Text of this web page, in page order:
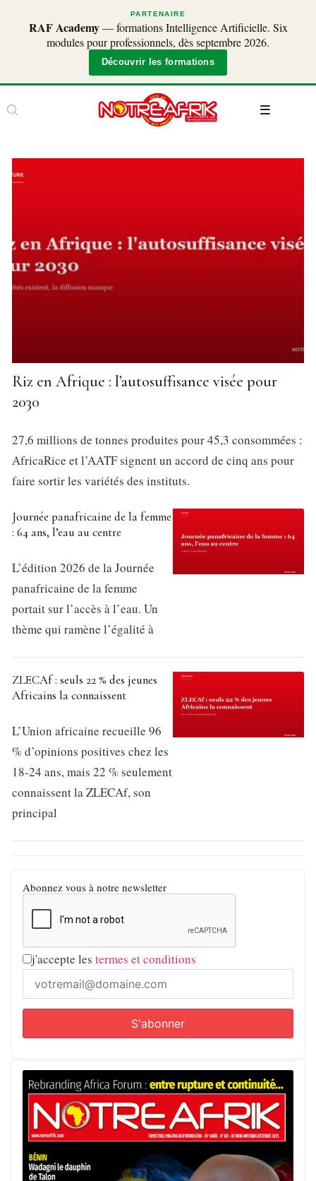
PARTENAIRE
RAF Academy— formations Intelligence Artificielle. Six
modules pour professionnels, dès septembre 2026.
Découvrir les formations
Riz en Afrique : l’autosuffisance visée pour
2030
27,6 millions de tonnes produites pour 45,3 consommées :
AfricaRice et l’AATF signent un accord de cinq ans pour
faire sortir les variétés des instituts.
Journée panafricaine de la femme
: 64 ans, l’eau au centre
L’édition 2026 de la Journée
panafricaine de la femme
portait sur l’accès à l’eau. Un
thème qui ramène l’égalité à
ZLECAf : seuls 22 % des jeunes
Africains la connaissent
L’Union africaine recueille 96
% d’opinions positives chez les
18-24 ans, mais 22 % seulement
connaissent la ZLECAf, son
principal
Abonnez vous à notre newsletter
j'accepte les termes et conditions